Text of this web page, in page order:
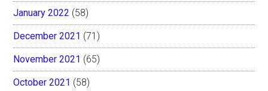
January 2022 (58)
December 2021 (71)
November 2021 (65)
October 2021 (58)